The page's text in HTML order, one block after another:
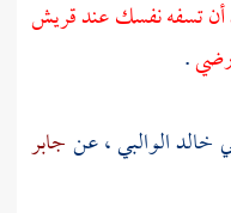
تسفه نفسك عندقريش
.
خالد الوالبي ،عنجابر